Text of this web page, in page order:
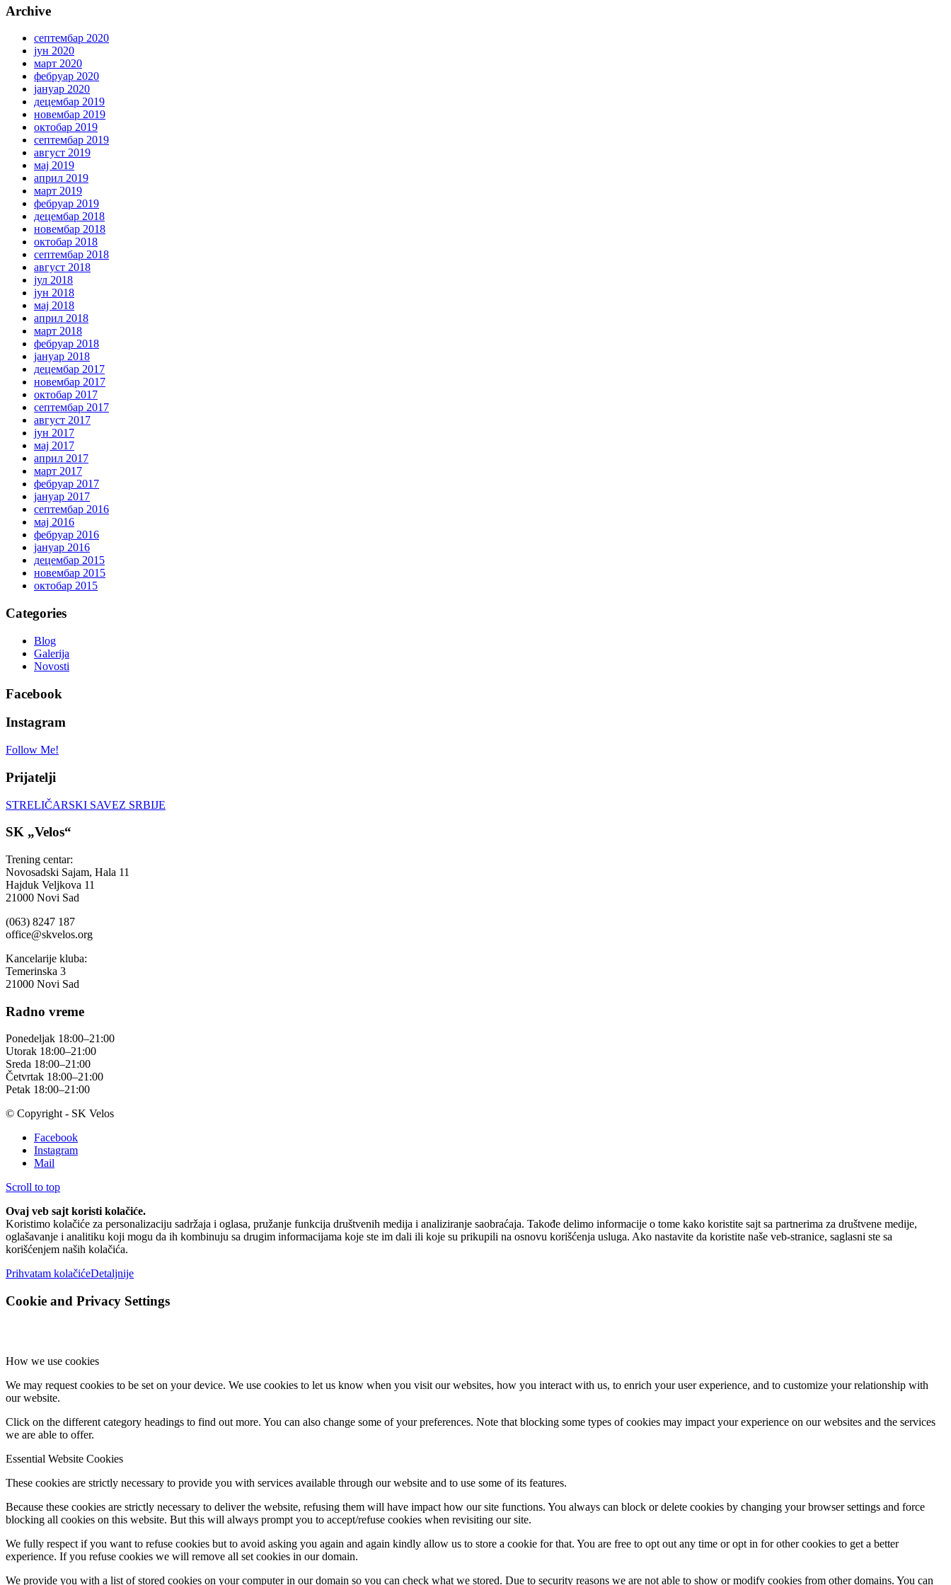
Archive
септембар 2020
јун 2020
март 2020
фебруар 2020
јануар 2020
децембар 2019
новембар 2019
октобар 2019
септембар 2019
август 2019
мај 2019
април 2019
март 2019
фебруар 2019
децембар 2018
новембар 2018
октобар 2018
септембар 2018
август 2018
јул 2018
јун 2018
мај 2018
април 2018
март 2018
фебруар 2018
јануар 2018
децембар 2017
новембар 2017
октобар 2017
септембар 2017
август 2017
јун 2017
мај 2017
април 2017
март 2017
фебруар 2017
јануар 2017
септембар 2016
мај 2016
фебруар 2016
јануар 2016
децембар 2015
новембар 2015
октобар 2015
Categories
Blog
Galerija
Novosti
Facebook
Instagram
Follow Me!
Prijatelji
STRELIČARSKI SAVEZ SRBIJE
SK „Velos“
Trening centar:
Novosadski Sajam, Hala 11
Hajduk Veljkova 11
21000 Novi Sad
(063) 8247 187
office@skvelos.org
Kancelarije kluba:
Temerinska 3
21000 Novi Sad
Radno vreme
Ponedeljak 18:00–21:00
Utorak 18:00–21:00
Sreda 18:00–21:00
Četvrtak 18:00–21:00
Petak 18:00–21:00
© Copyright - SK Velos
Facebook
Instagram
Mail
Scroll to top
Ovaj veb sajt koristi kolačiće.
Koristimo kolačiće za personalizaciju sadržaja i oglasa, pružanje funkcija društvenih medija i analiziranje saobraćaja. Takođe delimo informacije o tome kako koristite sajt sa partnerima za društvene medije,
oglašavanje i analitiku koji mogu da ih kombinuju sa drugim informacijama koje ste im dali ili koje su prikupili na osnovu korišćenja usluga. Ako nastavite da koristite naše veb-stranice, saglasni ste sa
korišćenjem naših kolačića.
Prihvatam kolačićeDetaljnije
Cookie and Privacy Settings
How we use cookies
We may request cookies to be set on your device. We use cookies to let us know when you visit our websites, how you interact with us, to enrich your user experience, and to customize your relationship with
our website.
Click on the different category headings to find out more. You can also change some of your preferences. Note that blocking some types of cookies may impact your experience on our websites and the services
we are able to offer.
Essential Website Cookies
These cookies are strictly necessary to provide you with services available through our website and to use some of its features.
Because these cookies are strictly necessary to deliver the website, refusing them will have impact how our site functions. You always can block or delete cookies by changing your browser settings and force
blocking all cookies on this website. But this will always prompt you to accept/refuse cookies when revisiting our site.
We fully respect if you want to refuse cookies but to avoid asking you again and again kindly allow us to store a cookie for that. You are free to opt out any time or opt in for other cookies to get a better
experience. If you refuse cookies we will remove all set cookies in our domain.
We provide you with a list of stored cookies on your computer in our domain so you can check what we stored. Due to security reasons we are not able to show or modify cookies from other domains. You can